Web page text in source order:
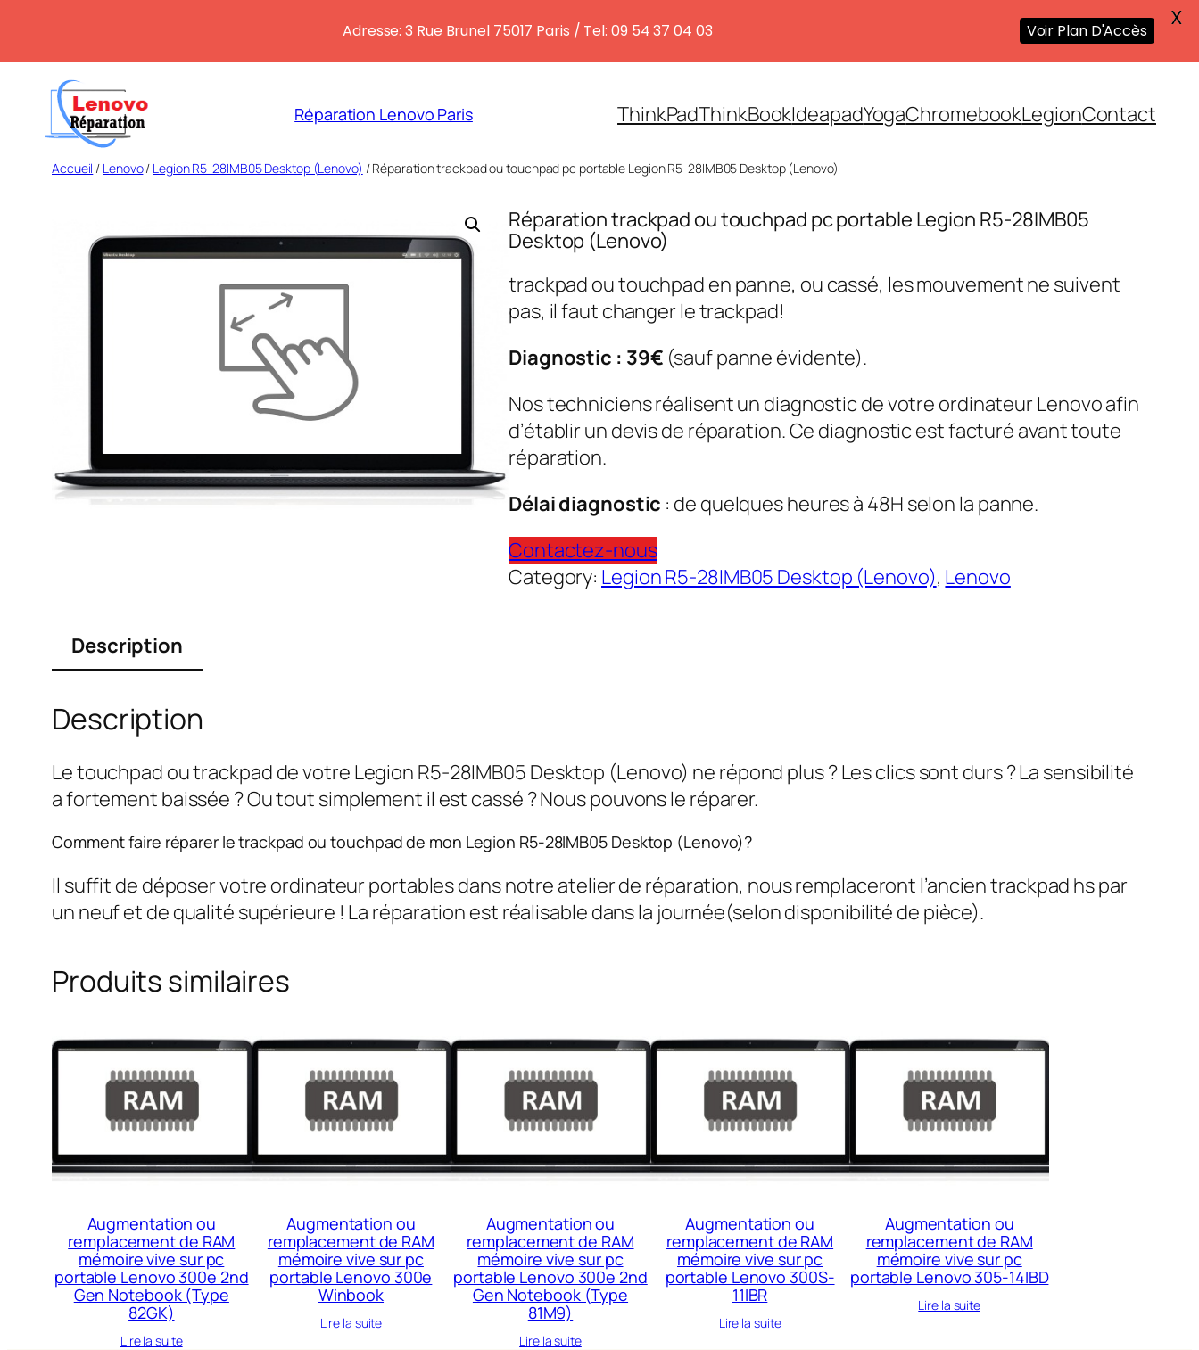
contenu
Réparation Lenovo Paris ThinkPadThinkBookIdeapadYogaChromebookLegionContact
Accueil / Lenovo/ Legion R5-28IMB05 Desktop (Lenovo) / Réparation trackpad ou touchpad pc portable Legion R5-28IMB05 Desktop (Lenovo)
Réparation trackpad ou touchpad pc portable Legion R5-28IMB05
Desktop (Lenovo)
trackpad ou touchpad en panne, ou cassé, les mouvement ne suivent
pas, il faut changer le trackpad!
Diagnostic : 39€ (sauf panne évidente).
Nos techniciens réalisent un diagnostic de votre ordinateur Lenovo afin
d’établir un devis de réparation. Ce diagnostic est facturé avant toute
réparation.
Délai diagnostic : de quelques heures à 48H selon la panne.
Contactez-nous
Category: Legion R5-28IMB05 Desktop (Lenovo), Lenovo
Description
Description
Le touchpad ou trackpad de votre Legion R5-28IMB05 Desktop (Lenovo) ne répond plus ? Les clics sont durs ? La sensibilité
a fortement baissée ? Ou tout simplement il est cassé ? Nous pouvons le réparer.
Comment faire réparer le trackpad ou touchpad de mon Legion R5-28IMB05 Desktop (Lenovo)?
Il suffit de déposer votre ordinateur portables dans notre atelier de réparation, nous remplaceront l’ancien trackpad hs par
un neuf et de qualité supérieure ! La réparation est réalisable dans la journée(selon disponibilité de pièce).
Produits similaires
Augmentation ou
remplacement de RAM
mémoire vive sur pc
portable Lenovo 300e 2nd
Gen Notebook (Type
82GK)
Lire la suite
Augmentation ou
remplacement de RAM
mémoire vive sur pc
portable Lenovo 300e
Winbook
Lire la suite
Augmentation ou
remplacement de RAM
mémoire vive sur pc
portable Lenovo 300e 2nd
Gen Notebook (Type
81M9)
Lire la suite
Augmentation ou
remplacement de RAM
mémoire vive sur pc
portable Lenovo 300S-
11IBR
Lire la suite
Augmentation ou
remplacement de RAM
mémoire vive sur pc
portable Lenovo 305-14IBD
Lire la suite
Adresse: 3 Rue Brunel 75017 Paris / Tel: 09 54 37 04 03 Voir Plan D'Accès X